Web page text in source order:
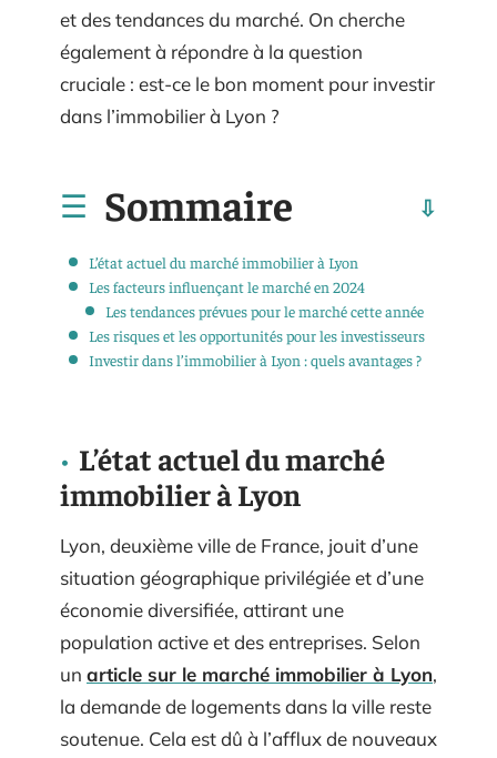
et des tendances du marché. On cherche
également à répondre à la question
cruciale : est-ce le bon moment pour investir
dans l’immobilier à Lyon ?
Sommaire
L’état actuel du marché immobilier à Lyon
Les facteurs influençant le marché en 2024
Les tendances prévues pour le marché cette année
Les risques et les opportunités pour les investisseurs
Investir dans l’immobilier à Lyon : quels avantages ?
L’état actuel du marché
immobilier à Lyon
Lyon, deuxième ville de France, jouit d’une
situation géographique privilégiée et d’une
économie diversifiée, attirant une
population active et des entreprises. Selon
un article sur le marché immobilier à Lyon,
la demande de logements dans la ville reste
soutenue. Cela est dû à l’afflux de nouveaux